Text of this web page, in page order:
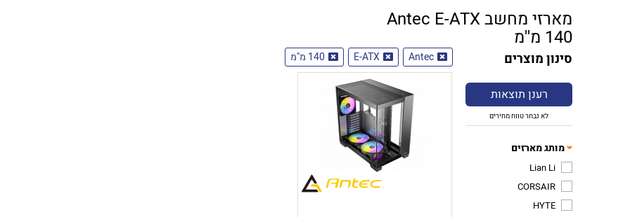
מארזי מחשב Antec E-ATX
140 מ''מ
סינון מוצרים
רענן תוצאות
לא נבחר טווח מחירים
מותג מארזים
Lian Li
CORSAIR
HYTE
Antec
E-ATX 140 מ''מ